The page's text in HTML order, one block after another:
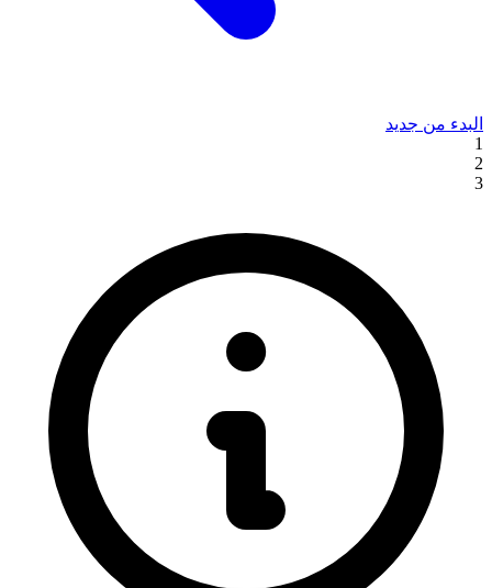
البدء من جديد
1
2
3